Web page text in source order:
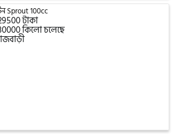
Sprout 100cc
টাকা
কিলো চলেছে